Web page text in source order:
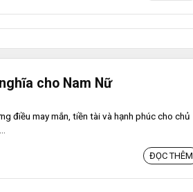
cho Nam Nữ
điều may mắn, tiền tài và hạnh phúc cho chủ
ĐỌC THÊM